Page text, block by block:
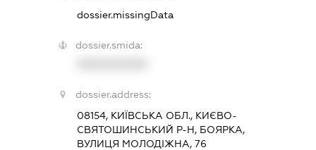
dossier.missingData
dossier.smida:
dossier.address:
08154, КИЇВСЬКА ОБЛ., КИЄВО-
СВЯТОШИНСЬКИЙ Р-Н, БОЯРКА,
ВУЛИЦЯ МОЛОДІЖНА, 76